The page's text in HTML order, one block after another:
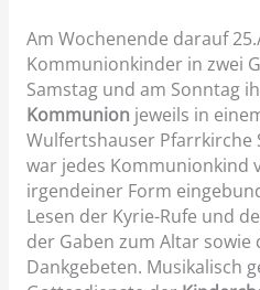
Am Wochenende darauf
Kommunionkinder in zwei
Samstag und am Sonntag
Kommunion jeweils in
Wulfertshauser Pfarrkirche
war jedes Kommunionkind
irgendeiner Form
Lesen der Kyrie-Rufe und
der Gaben zum Altar sowie
Dankgebeten. Musikalisch